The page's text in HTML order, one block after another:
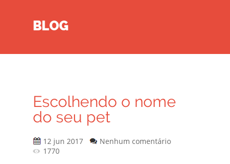
BLOG
Escolhendo o nome
do seu pet
12 jun 2017
Nenhum comentário
1770